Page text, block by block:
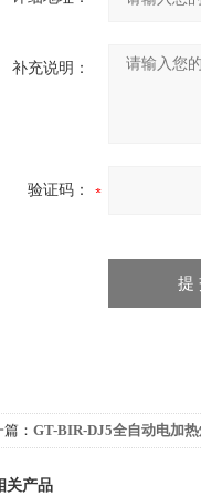
补充说明：
验证码：
： GT-BIR-DJ5全自动电加
关产品